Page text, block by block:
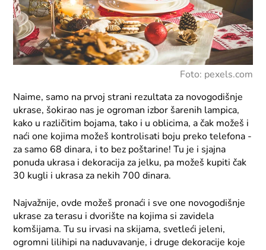
Foto: pexels.com
Naime, samo na prvoj strani rezultata za novogodišnje
ukrase, šokirao nas je ogroman izbor šarenih lampica,
kako u različitim bojama, tako i u oblicima, a čak možeš i
naći one kojima možeš kontrolisati boju preko telefona -
za samo 68 dinara, i to bez poštarine! Tu je i sjajna
ponuda ukrasa i dekoracija za jelku, pa možeš kupiti čak
30 kugli i ukrasa za nekih 700 dinara.
Najvažnije, ovde možeš pronaći i sve one novogodišnje
ukrase za terasu i dvorište na kojima si zavidela
komšijama. Tu su irvasi na skijama, svetleći jeleni,
ogromni lilihipi na naduvavanje, i druge dekoracije koje